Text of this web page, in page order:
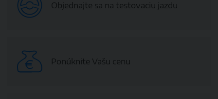
Objednajte sa na testovaciu jazdu
Ponúknite Vašu cenu